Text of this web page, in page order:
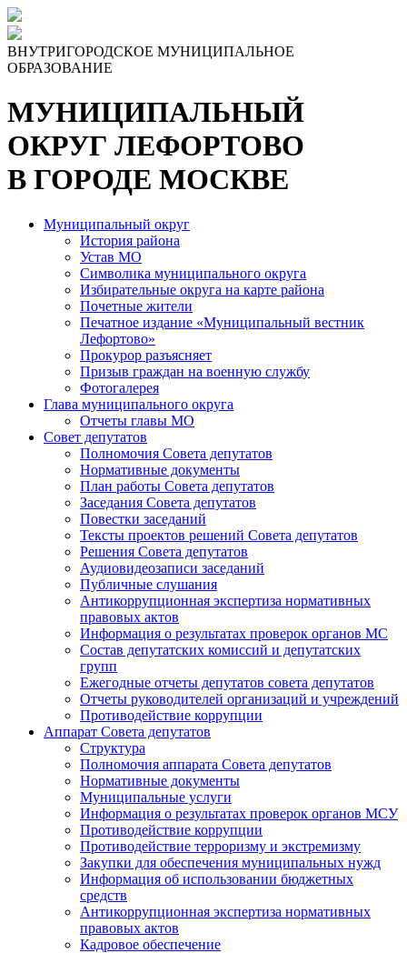
ВНУТРИГОРОДСКОЕ МУНИЦИПАЛЬНОЕ
ОБРАЗОВАНИЕ
МУНИЦИПАЛЬНЫЙ
ОКРУГ ЛЕФОРТОВО
В ГОРОДЕ МОСКВЕ
Муниципальный округ
История района
Устав МО
Символика муниципального округа
Избирательные округа на карте района
Почетные жители
Печатное издание «Муниципальный вестник
Лефортово»
Прокурор разъясняет
Призыв граждан на военную службу
Фотогалерея
Глава муниципального округа
Отчеты главы МО
Совет депутатов
Полномочия Совета депутатов
Нормативные документы
План работы Совета депутатов
Заседания Cовета депутатов
Повестки заседаний
Тексты проектов решений Совета депутатов
Решения Совета депутатов
Аудиовидеозаписи заседаний
Публичные слушания
Антикоррупционная экспертиза нормативных
правовых актов
Информация о результатах проверок органов МС
Состав депутатских комиссий и депутатских
групп
Ежегодные отчеты депутатов совета депутатов
Отчеты руководителей организаций и учреждений
Противодействие коррупции
Аппарат Совета депутатов
Структура
Полномочия аппарата Совета депутатов
Нормативные документы
Муниципальные услуги
Информация о результатах проверок органов МСУ
Противодействие коррупции
Противодействие терроризму и экстремизму
Закупки для обеспечения муниципальных нужд
Информация об использовании бюджетных
средств
Антикоррупционная экспертиза нормативных
правовых актов
Кадровое обеспечение